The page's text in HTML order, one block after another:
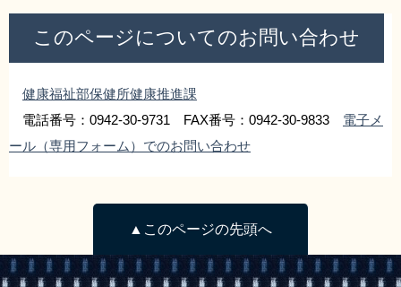
閉じる
このページについてのお問い合わせ
健康福祉部保健所健康推進課
電話番号：0942-30-9731 FAX番号：0942-30-9833 電子メ
ール（専用フォーム）でのお問い合わせ
▲このページの先頭へ